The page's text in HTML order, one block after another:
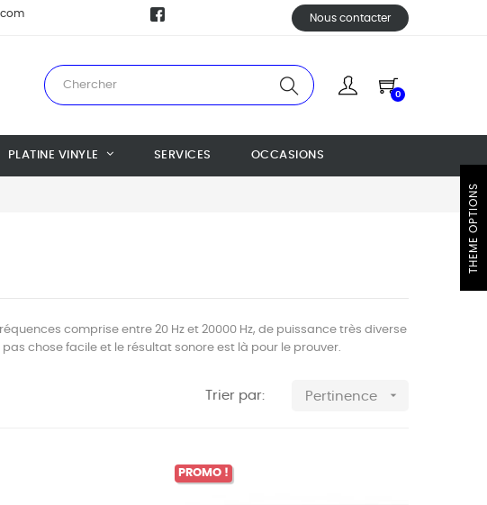
Nous contacter
0
PLATINE VINYLE SERVICES OCCASIONS
comprise entre 20 Hz et 20000 Hz, de puissance très diverse
chose facile et le résultat sonore est là pour le prouver.
Trier par: Pertinence 
PROMO !
THEME OPTIONS